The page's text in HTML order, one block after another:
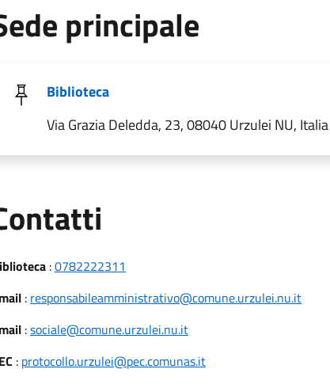
principale
Biblioteca
Via Grazia Deledda, 23, 08040 Urzulei NU, Italia
:0782222311
: responsabileamministrativo@comune.urzulei.nu.it
:sociale@comune.urzulei.nu.it
: protocollo.urzulei@pec.comunas.it